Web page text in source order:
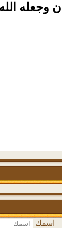
وجعله
اسمك